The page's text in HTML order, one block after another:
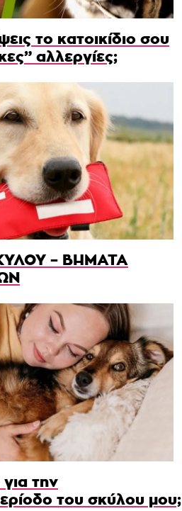
το κατοικίδιο σου
αλλεργίες;
– ΒΗΜΑΤΑ
την
του σκύλου μου;